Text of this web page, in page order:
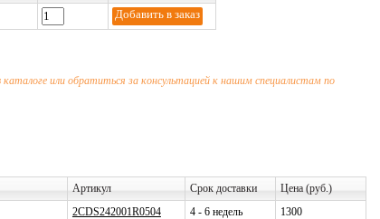
или обратиться за консультацией к нашим специалистам по
Артикул Срок доставки
Цена (руб.)
2CDS242001R0504 4 - 6 недель
1300